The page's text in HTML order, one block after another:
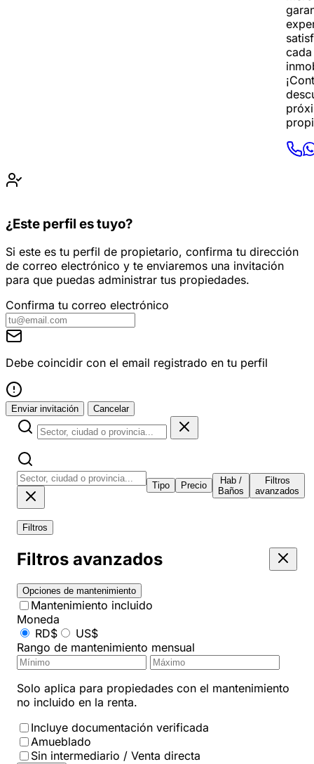
¿Este perfil es tuyo?
Si este es tu perfil de propietario, confirma tu dirección
de correo electrónico y te enviaremos una invitación
para que puedas administrar tus propiedades.
Confirma tu correo electrónico
Debe coincidir con el email registrado en tu perfil
Enviar invitación Cancelar
Tipo Precio
Hab /
Baños
Filtros
avanzados
Filtros
Filtros avanzados
Opciones de mantenimiento
Mantenimiento incluido
Moneda
RD$
US$
Rango de mantenimiento mensual
Solo aplica para propiedades con el mantenimiento
no incluido en la renta.
Incluye documentación verificada
Amueblado
Sin intermediario / Venta directa